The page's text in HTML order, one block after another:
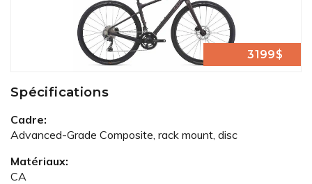
3199$
Spécifications
Cadre:
Advanced-Grade Composite, rack mount, disc
Matériaux:
CA